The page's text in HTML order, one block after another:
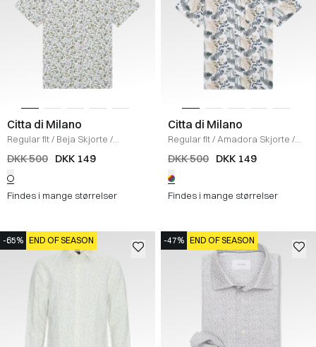
Citta di Milano
Regular fit/ Beja Skjorte /
WHITE/GREEN
DKK 500 DKK 149
Findes i mange størrelser
Citta di Milano
Regular fit/ Amadora Skjorte /
WHITE/YELLOW
DKK 500 DKK 149
Findes i mange størrelser
-65% END OF SEASON -47% END OF SEASON